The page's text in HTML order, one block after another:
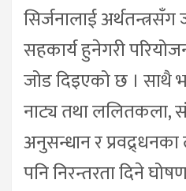
सिर्जनालाई
सहकार्य हुनेगरी
जोड दिइएको छ । साथै
नाट्य तथा ललितकला,
अनुसन्धान र
पनि निरन्तरता दिने